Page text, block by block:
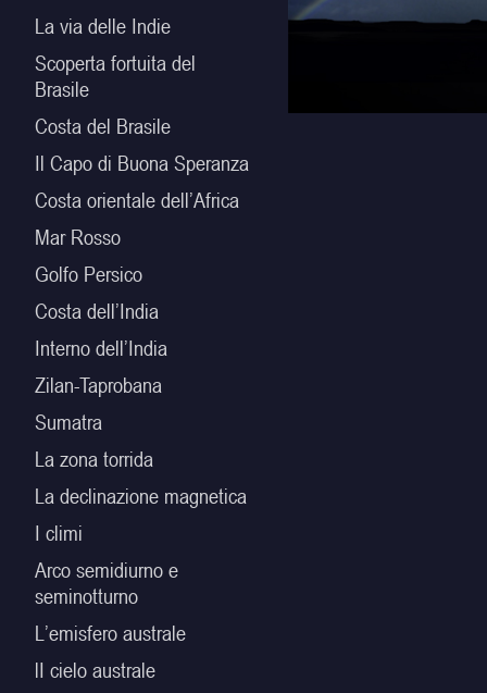
La via delle Indie
Scoperta fortuita del
Brasile
Costa del Brasile
Il Capo di Buona Speranza
Costa orientale dell’Africa
Mar Rosso
Golfo Persico
Costa dell’India
Interno dell’India
Zilan-Taprobana
Sumatra
La zona torrida
La declinazione magnetica
I climi
Arco semidiurno e
seminotturno
L’emisfero australe
lI cielo australe